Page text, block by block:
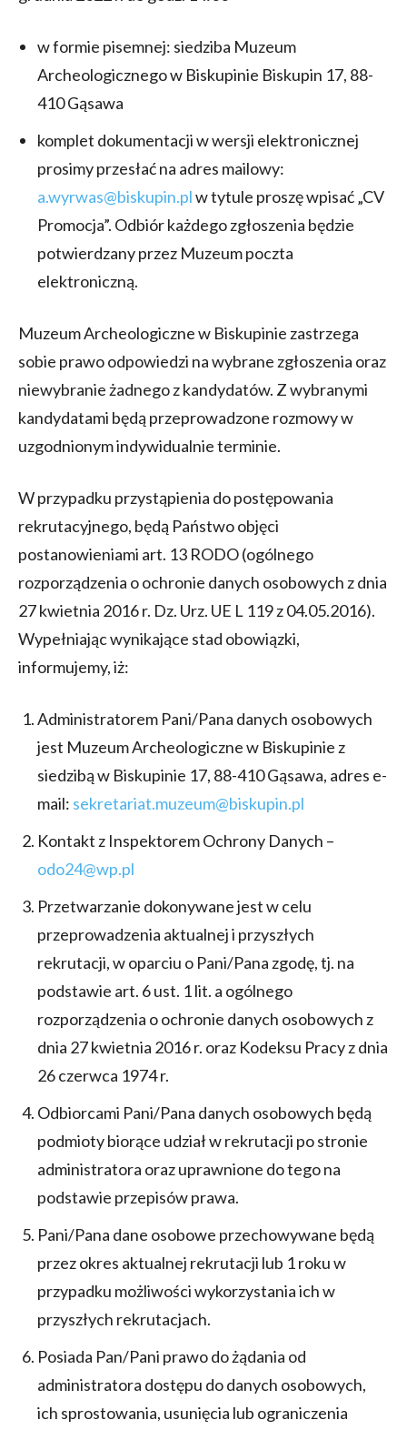
w formie pisemnej: siedziba Muzeum
Archeologicznego w Biskupinie Biskupin 17, 88-
410 Gąsawa
komplet dokumentacji w wersji elektronicznej
prosimy przesłać na adres mailowy:
a.wyrwas@biskupin.plw tytule proszę wpisać „CV
Promocja”. Odbiór każdego zgłoszenia będzie
potwierdzany przez Muzeum poczta
elektroniczną.
Muzeum Archeologiczne w Biskupinie zastrzega
sobie prawo odpowiedzi na wybrane zgłoszenia oraz
niewybranie żadnego z kandydatów. Z wybranymi
kandydatami będą przeprowadzone rozmowy w
uzgodnionym indywidualnie terminie.
W przypadku przystąpienia do postępowania
rekrutacyjnego, będą Państwo objęci
postanowieniami art. 13 RODO (ogólnego
rozporządzenia o ochronie danych osobowych z dnia
27 kwietnia 2016 r. Dz. Urz. UE L 119 z 04.05.2016).
Wypełniając wynikające stad obowiązki,
informujemy, iż:
Administratorem Pani/Pana danych osobowych
jest Muzeum Archeologiczne w Biskupinie z
siedzibą w Biskupinie 17, 88-410 Gąsawa, adres e-
mail: sekretariat.muzeum@biskupin.pl
Kontakt z Inspektorem Ochrony Danych –
odo24@wp.pl
Przetwarzanie dokonywane jest w celu
przeprowadzenia aktualnej i przyszłych
rekrutacji, w oparciu o Pani/Pana zgodę, tj. na
podstawie art. 6 ust. 1 lit. a ogólnego
rozporządzenia o ochronie danych osobowych z
dnia 27 kwietnia 2016 r. oraz Kodeksu Pracy z dnia
26 czerwca 1974 r.
Odbiorcami Pani/Pana danych osobowych będą
podmioty biorące udział w rekrutacji po stronie
administratora oraz uprawnione do tego na
podstawie przepisów prawa.
Pani/Pana dane osobowe przechowywane będą
przez okres aktualnej rekrutacji lub 1 roku w
przypadku możliwości wykorzystania ich w
przyszłych rekrutacjach.
Posiada Pan/Pani prawo do żądania od
administratora dostępu do danych osobowych,
ich sprostowania, usunięcia lub ograniczenia